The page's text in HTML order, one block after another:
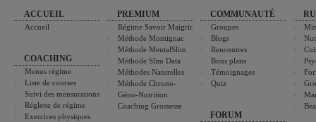
ACCUEIL
Accueil
COACHING
Menus régime
Liste de courses
Suivi des mensurations
Réglette de régime
Exercices physiques
PREMIUM
Régime Savoir Maigrir
Méthode Montignac
Méthode MentalSlim
Méthode Slim Data
Méthodes Naturelles
Méthode Chrono-
Géno-Nutrition
Coaching Grossesse
COMMUNAUTÉ
Groupes
Blogs
Rencontres
Bons plans
Témoignages
Quiz
FORUM